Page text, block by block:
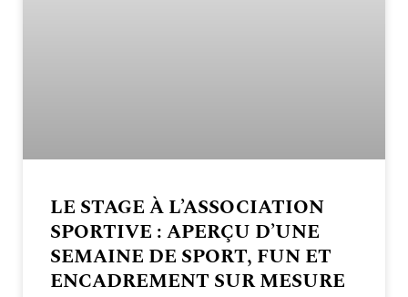
LE STAGE À L’ASSOCIATION
SPORTIVE : APERÇU D’UNE
SEMAINE DE SPORT, FUN ET
ENCADREMENT SUR MESURE